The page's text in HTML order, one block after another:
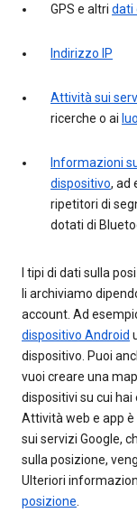
GPS e altri dati
Indirizzo IP
Attività sui
ricerche o ai
Informazioni
dispositivo, ad
ripetitori di
dotati di
I tipi di dati sulla
li archiviamo
account. Ad
dispositivo Android
dispositivo. Puoi
vuoi creare una
dispositivi su cui
Attività web e app
sui servizi Google,
sulla posizione,
Ulteriori
posizione.